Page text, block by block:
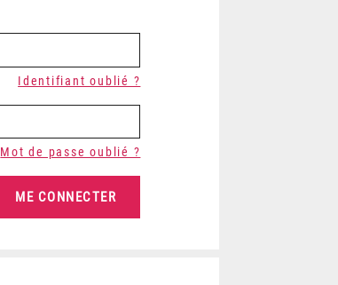
Identifiant oublié ?
Mot de passe oublié ?